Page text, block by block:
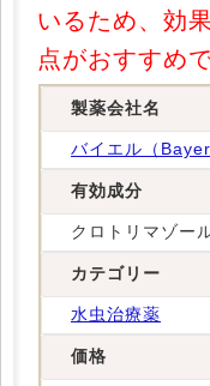
いるため、効
点がおすすめで
製薬会社名
バイエル（Bayer
有効成分
クロトリマゾー
カテゴリー
水虫治療薬
価格